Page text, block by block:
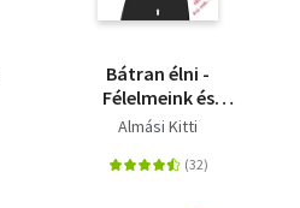
Bátran élni -
Félelmeink és
gátlásaink leküzdése
Almási Kitti